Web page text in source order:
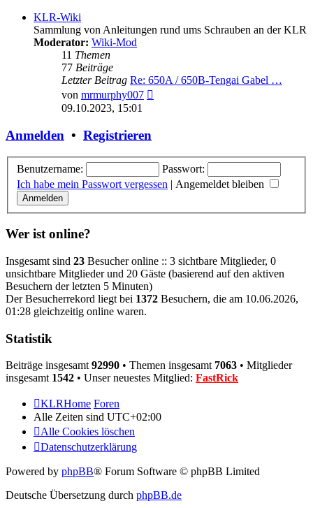
KLR-Wiki
Sammlung von Anleitungen rund ums Schrauben an der KLR
Moderator: Wiki-Mod
11 Themen
77 Beiträge
Letzter Beitrag Re: 650A / 650B-Tengai Gabel …
von mrmurphy007
09.10.2023, 15:01
Anmelden • Registrieren
Benutzername:
Passwort:
Ich habe mein Passwort vergessen | Angemeldet bleiben
Wer ist online?
Insgesamt sind 23 Besucher online :: 3 sichtbare Mitglieder, 0
unsichtbare Mitglieder und 20 Gäste (basierend auf den aktiven
Besuchern der letzten 5 Minuten)
Der Besucherrekord liegt bei 1372 Besuchern, die am 10.06.2026,
01:28 gleichzeitig online waren.
Statistik
Beiträge insgesamt 92990 • Themen insgesamt 7063 • Mitglieder
insgesamt 1542 • Unser neuestes Mitglied: FastRick
KLRHome Foren
Alle Zeiten sind UTC+02:00
Alle Cookies löschen
Datenschutzerklärung
Powered by phpBB® Forum Software © phpBB Limited
Deutsche Übersetzung durch phpBB.de